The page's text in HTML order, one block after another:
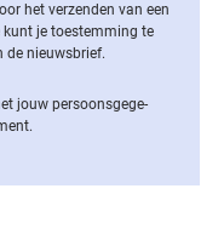
het verzenden van een
je toestemming te
de nieuwsbrief.
jouw per­soons­ge­ge­